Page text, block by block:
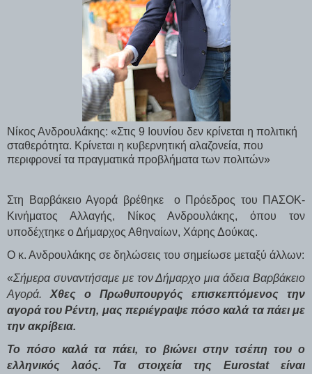
Νίκος Ανδρουλάκης: «Στις 9 Ιουνίου δεν κρίνεται η πολιτική
σταθερότητα. Κρίνεται η κυβερνητική αλαζονεία, που
περιφρονεί τα πραγματικά προβλήματα των πολιτών»
Στη Βαρβάκειο Αγορά βρέθηκε ο Πρόεδρος του ΠΑΣΟΚ-
Κινήματος Αλλαγής, Νίκος Ανδρουλάκης, όπου τον
υποδέχτηκε ο Δήμαρχος Αθηναίων, Χάρης Δούκας.
Ο κ. Ανδρουλάκης σε δηλώσεις του σημείωσε μεταξύ άλλων:
«Σήμερα συναντήσαμε με τον Δήμαρχο μια άδεια Βαρβάκειο
Αγορά. Χθες ο Πρωθυπουργός επισκεπτόμενος την
αγορά του Ρέντη, μας περιέγραψε πόσο καλά τα πάει με
την ακρίβεια.
Το πόσο καλά τα πάει, το βιώνει στην τσέπη του ο
ελληνικός λαός. Τα στοιχεία της Eurostat
είναι